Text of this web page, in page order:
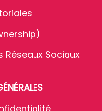
Réseaux Sociaux